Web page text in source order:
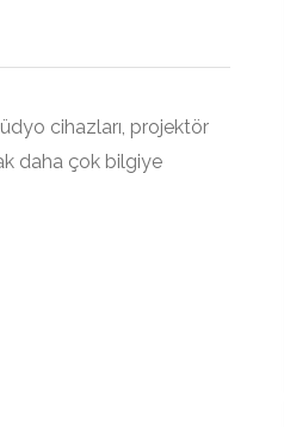
cihazları, projektör
daha çok bilgiye